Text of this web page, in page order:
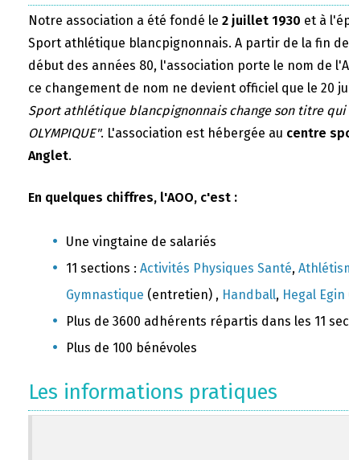
Notre association a été fondé le 2 juillet 1930 et à
Sport athlétique blancpignonnais. A partir de la fin
début des années 80, l'association porte le nom de
ce changement de nom ne devient officiel que le 20
Sport athlétique blancpignonnais change son titre qui
OLYMPIQUE". L'association est hébergée au centre
Anglet.
En quelques chiffres, l'AOO, c'est :
Une vingtaine de salariés
11 sections : Activités Physiques Santé,
Gymnastique (entretien) , Handball, Hegal Egin
Plus de 3600 adhérents répartis dans les 11
Plus de 100 bénévoles
Les informations pratiques